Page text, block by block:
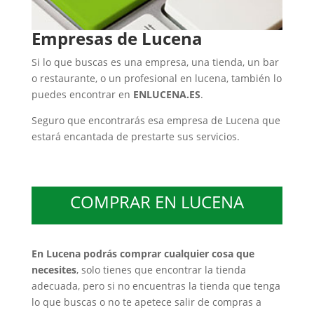
Empresas de Lucena
Si lo que buscas es una empresa, una tienda, un bar
o restaurante, o un profesional en lucena, también lo
puedes encontrar en ENLUCENA.ES.
Seguro que encontrarás esa empresa de Lucena que
estará encantada de prestarte sus servicios.
COMPRAR EN LUCENA
En Lucena podrás comprar cualquier cosa que
necesites, solo tienes que encontrar la tienda
adecuada, pero si no encuentras la tienda que tenga
lo que buscas o no te apetece salir de compras a